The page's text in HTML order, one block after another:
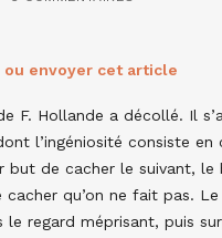
ou envoyer cet article
F. Hollande a décollé. Il
l’ingéniosité consiste en
but de cacher le suivant, le
qu’on ne fait pas. Le
le regard méprisant, puis